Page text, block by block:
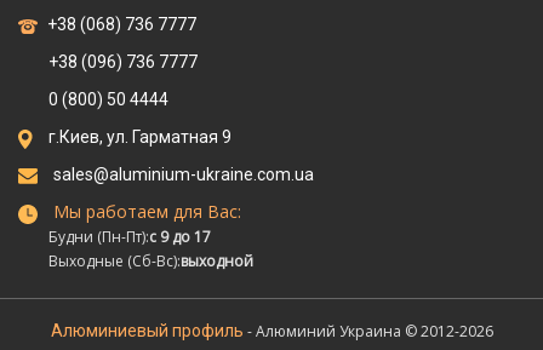
+38 (068) 736 7777
+38 (096) 736 7777
0 (800) 50 4444
г.Киев, ул. Гарматная 9
sales@aluminium-ukraine.com.ua
Мы работаем для Вас:
Будни (Пн-Пт):с 9 до 17
Выходные (Сб-Вс):выходной
Алюминиевый профиль - Алюминий Украина © 2012-2026